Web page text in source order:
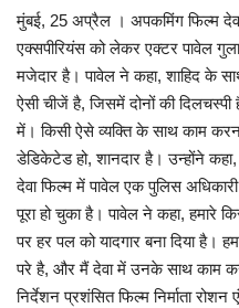
खेल
लाइफ स्टाइल
व्यापार
शिक्षा एवं रोजगार
धर्म एवं ज्योतिष
मुंबई, 25 अप्रैल । अपकमिंग फिल्म
एक्सपीरियंस को लेकर एक्टर पावेल
मजेदार है। पावेल ने कहा, शाहिद के
ऐसी चीजें है, जिसमें दोनों की
में। किसी ऐसे व्यक्ति के साथ काम
डेडिकेटेड हो, शानदार है। उन्होंने कहा,
देवा फिल्म में पावेल एक पुलिस
पूरा हो चुका है। पावेल ने कहा, हमारे
पर हर पल को यादगार बना दिया है।
परे है, और मैं देवा में उनके साथ काम
निर्देशन प्रशंसित फिल्म निर्माता